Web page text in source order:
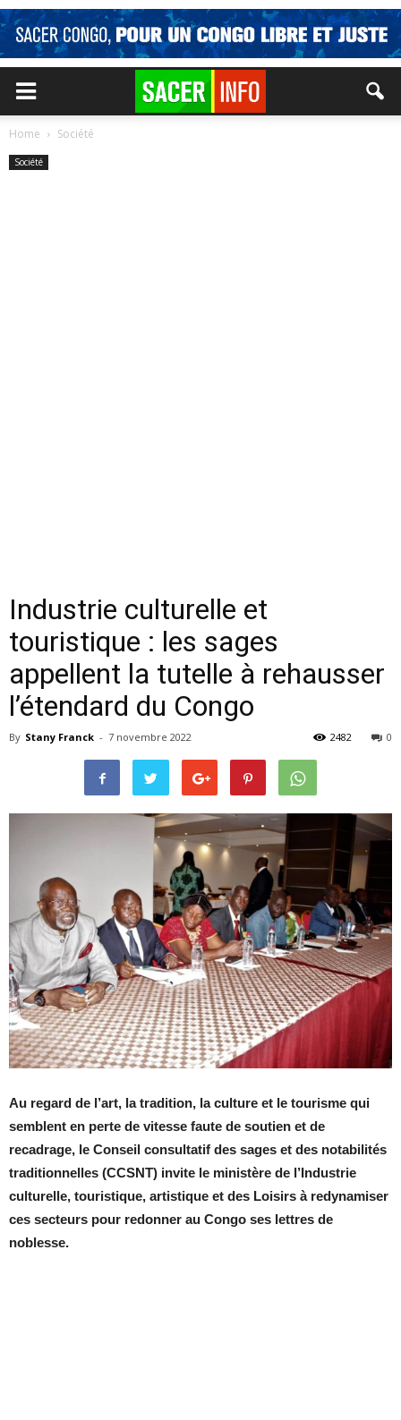
Home Société
Société
Industrie culturelle et
touristique : les sages
appellent la tutelle à rehausser
l’étendard du Congo
By Stany Franck - 7 novembre 2022 0
2482
Au regard de l’art, la tradition, la culture et le tourisme qui
semblent en perte de vitesse faute de soutien et de
recadrage, le Conseil consultatif des sages et des notabilités
traditionnelles (CCSNT) invite le ministère de l’Industrie
culturelle, touristique, artistique et des Loisirs à redynamiser
ces secteurs pour redonner au Congo ses lettres de
noblesse.